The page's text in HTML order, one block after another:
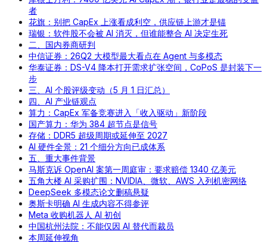
者
花旗：别把 CapEx 上涨看成利空，供应链上游才是锚
瑞银：软件股不会被 AI 消灭，但谁能整合 AI 决定生死
二、国内券商研判
中信证券：26Q2 大模型最大看点在 Agent 与多模态
华泰证券：DS-V4 降本打开需求扩张空间，CoPoS 是封装下一
步
三、AI 个股评级变动（5 月 1 日汇总）
四、AI 产业链观点
算力：CapEx 军备竞赛进入「收入驱动」新阶段
国产算力：华为 384 超节点是信号
存储：DDR5 超级周期或延伸至 2027
AI 硬件全景：21 个细分方向已成体系
五、重大事件背景
马斯克诉 OpenAI 案第一周庭审：要求赔偿 1340 亿美元
五角大楼 AI 采购扩围：NVIDIA、微软、AWS 入列机密网络
DeepSeek 多模态论文删稿悬疑
奥斯卡明确 AI 生成内容不得参评
Meta 收购机器人 AI 初创
中国杭州法院：不能仅因 AI 替代而裁员
本周延伸视角